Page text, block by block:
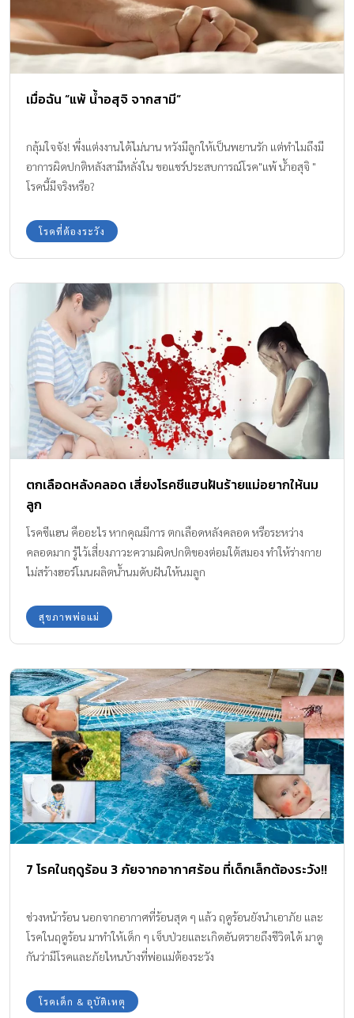
เมื่อฉัน “แพ้ น้ำอสุจิ จากสามี”
กลุ้มใจจัง! พึ่งแต่งงานได้ไม่นาน หวังมีลูกให้เป็นพยานรัก แต่ทำไมถึงมี
อาการผิดปกติหลังสามีหลั่งใน ขอแชร์ประสบการณ์โรค"แพ้ น้ำอสุจิ "
โรคนี้มีจริงหรือ?
โรคที่ต้องระวัง
ตกเลือดหลังคลอด เสี่ยงโรคชีแฮนฝันร้ายแม่อยากให้นม
ลูก
โรคชีแฮน คืออะไร หากคุณมีการ ตกเลือดหลังคลอด หรือระหว่าง
คลอดมาก รู้ไว้เสี่ยงภาวะความผิดปกติของต่อมใต้สมอง ทำให้ร่างกาย
ไม่สร้างฮอร์โมนผลิตน้ำนมดับฝันให้นมลูก
สุขภาพพ่อแม่
7 โรคในฤดูร้อน 3 ภัยจากอากาศร้อน ที่เด็กเล็กต้องระวัง!!
ช่วงหน้าร้อน นอกจากอากาศที่ร้อนสุด ๆ แล้ว ฤดูร้อนยังนำเอาภัย และ
โรคในฤดูร้อน มาทำให้เด็ก ๆ เจ็บป่วยและเกิดอันตรายถึงชีวิตได้ มาดู
กันว่ามีโรคและภัยไหนบ้างที่พ่อแม่ต้องระวัง
โรคเด็ก & อุบัติเหตุ